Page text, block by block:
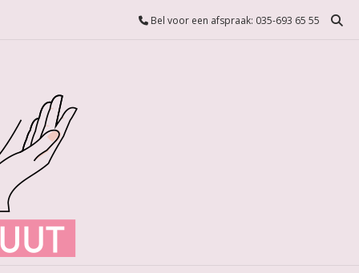
Bel voor een afspraak: 035-693 65 55